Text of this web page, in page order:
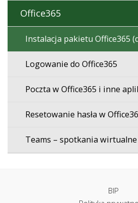
Office365
Instalacja pakietu Office365
Logowanie do Office365
Poczta w Office365 i inne
Resetowanie hasła w
Teams – spotkania wirtualne
BIP